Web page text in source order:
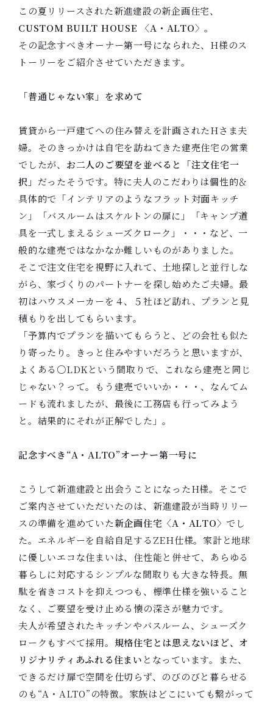
この夏リリースされた新進建設の新企画住宅、
CUSTOM BUILT HOUSE 〈A・ALTO〉。
その記念すべきオーナー第一号になられた、H様のス
トーリーをご紹介させていただきます。
「普通じゃない家」を求めて
賃貸から一戸建てへの住み替えを計画されたHさま夫
婦。そのきっかけは自宅を訪ねてきた建売住宅の営業
でしたが、 お二人のご要望を並べると「注文住宅一
択」 だったそうです。特に夫人のこだわりは個性的＆
具体的で「インテリアのようなフラット対面キッチ
ン」「バスルームはスケルトンの扉に」「キャンプ道
具を一式しまえるシューズクローク」・・・など、一
般的な建売ではなかなか難しいものがありました。
そこで注文住宅を視野に入れて、土地探しと並行しな
がら、家づくりのパートナーを探し始めたご夫婦。最
初はハウスメーカーを４、５社ほど訪れ、プランと見
積もりを出してもらいます。
「予算内でプランを描いてもらうと、どの会社も似た
り寄ったり。きっと住みやすいだろうと思いますが、
よくある〇LDKという間取りで、これなら建売と同じ
じゃない？って。もう建売でいいか・・・、なんてム
ードも流れましたが、最後に工務店も行ってみよう
と。結果的にそれが正解でした」。
記念すべき“A・ALTO”オーナー第一号に
こうして新進建設と出会うことになったH様。そこで
ご案内させていただいたのは、新進建設が当時リリー
スの準備を進めていた新企画住宅〈A・ALTO〉 でし
た。エネルギーを自給自足するZEH仕様。家計と地球
に優しいエコな住まいは、住性能と併せて、あらゆる
暮らしに対応するシンプルな間取りも大きな特⾧。無
駄を省きコストを抑えつつも、標準仕様を強いること
なく、ご要望を受け止める懐の深さが魅力です。
夫人が希望されたキッチンやバスルーム、シューズク
ロークもすべて採用。 規格住宅とは思えないほど、オ
リジナリティあふれる住まい となっています。また、
できるだけ扉で空間を仕切らず、のびのびと暮らせる
のも“A・ALTO”の特徴。家族はどこにいても繋がって